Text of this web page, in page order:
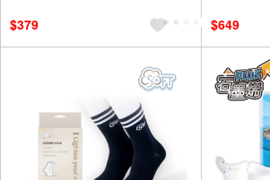
$379
$649